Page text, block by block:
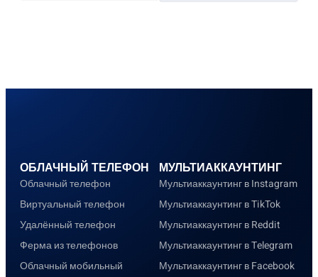
ОБЛАЧНЫЙ ТЕЛЕФОН
Облачный телефон
Виртуальный телефон
Удалённый телефон
Ферма из телефонов
Облачный мобильный
МУЛЬТИАККАУНТИНГ
Мультиаккаунтинг в Instagram
Мультиаккаунтинг в TikTok
Мультиаккаунтинг в Reddit
Мультиаккаунтинг в Telegram
Мультиаккаунтинг в Facebook